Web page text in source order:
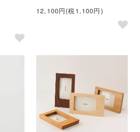
12,100円(税1,100円)